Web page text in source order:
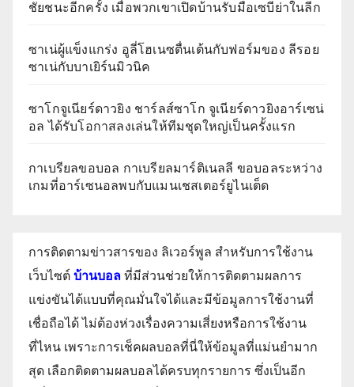
ชัยชนะอีกครั้ง เมื่อพวกเขาเปิดบ้านรับมือเซบีย่าในลีก
ซาเน่ผู้แข็งแกร่ง อูลี่โฮเนซตื่นเต้นกับฟอร์มของ ลีรอย
ซาเน่กับบาเยิร์นมิวนิค
ซาโกจูเนียร์ดาวยิง ชาร์ลส์ซาโก จูเนียร์ดาวยิงอาร์เซน่
อล ได้รับโอกาสลงเล่นให้ทีมชุดใหญ่เป็นครั้งแรก
กาเบรียลขอบอล กาเบรียลมาร์ติเนลลี ขอบอลระหว่าง
เกมที่อาร์เซนอลพบกับแมนเชสเตอร์ยูไนเต็ด
การติดตามข่าวสารของ ลิเวอร์พูล สำหรับการใช้งาน
เว็บไซต์ บ้านบอล ที่มีส่วนช่วยให้การติดตามผลการ
แข่งขันได้แบบที่คุณมั่นใจได้และมีข้อมูลการใช้งานที่
เชื่อถือได้ ไม่ต้องห่วงเรื่องความเสี่ยงหรือการใช้งาน
ที่ไหน เพราะการเช็คผลบอลที่นี่ให้ข้อมูลที่แม่นยำมาก
สุด เลือกติดตามผลบอลได้ครบทุกรายการ ซึ่งเป็นอีก